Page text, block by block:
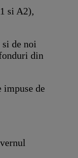
si A2),
de noi
din
de